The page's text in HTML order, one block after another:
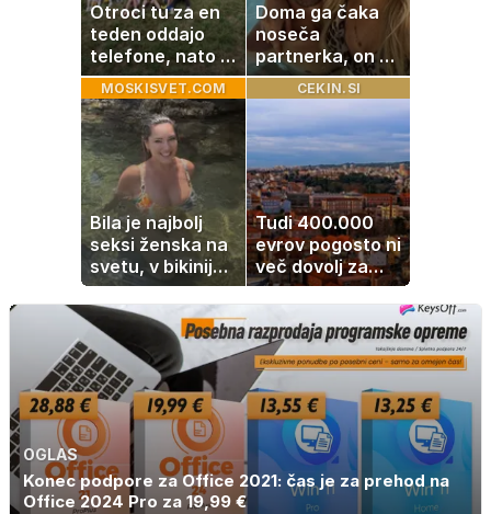
Otroci tu za en
teden oddajo
telefone, nato pa
se zgodi nekaj
nepričakovanega
Doma ga čaka
noseča
partnerka, on pa
dopustuje z
drugo
MOSKISVET.COM
Bila je najbolj
seksi ženska na
svetu, v bikiniju
znova navdušila
CEKIN.SI
Tudi 400.000
evrov pogosto ni
več dovolj za
nakup
stanovanja
OGLAS
Konec podpore za Office 2021: čas je za prehod na
Office 2024 Pro za 19,99 €